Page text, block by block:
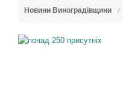
Новини Виноградівщини